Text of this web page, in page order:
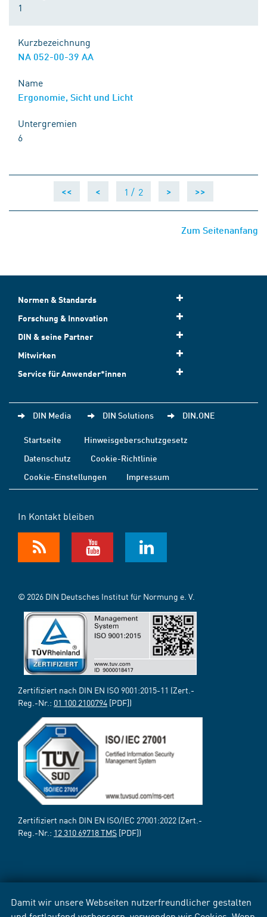
Damit wir unsere Webseiten nutzerfreundlicher gestalten
1
Kurzbezeichnung
NA 052-00-39 AA
Name
Ergonomie, Sicht und Licht
Untergremien
6
<< < 1 / 2 > >>
Zum Seitenanfang
Normen & Standards
Forschung & Innovation
DIN & seine Partner
Mitwirken
Service für Anwender*innen
DIN Media DIN Solutions DIN.ONE
Startseite
Hinweisgeberschutzgesetz
Datenschutz
Cookie-Richtlinie
Cookie-Einstellungen
Impressum
In Kontakt bleiben
© 2026 DIN Deutsches Institut für Normung e. V.
Zertifiziert nach DIN EN ISO 9001:2015-11 (Zert.-
Reg.-Nr.: 01 100 2100794 [PDF])
Zertifiziert nach DIN EN ISO/IEC 27001:2022 (Zert.-
Reg.-Nr.: 12 310 69718 TMS [PDF])